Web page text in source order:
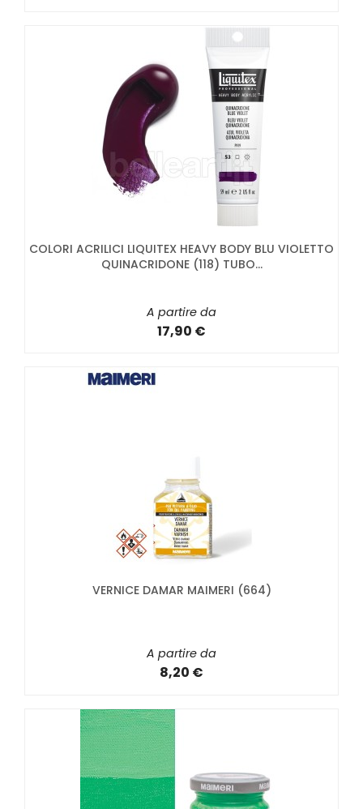
COLORI ACRILICI LIQUITEX HEAVY BODY BLU VIOLETTO
QUINACRIDONE (118) TUBO...
A partire da
17,90 €
VERNICE DAMAR MAIMERI (664)
A partire da
8,20 €